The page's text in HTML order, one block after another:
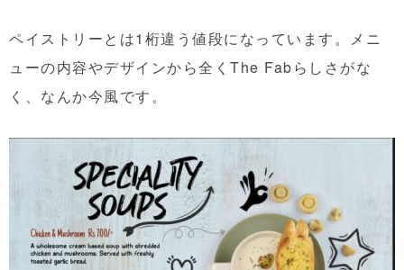
ペイストリーとは1桁違う値段になっています。メニ
ューの内容やデザインから全くThe Fabらしさがな
く、なんか今風です。